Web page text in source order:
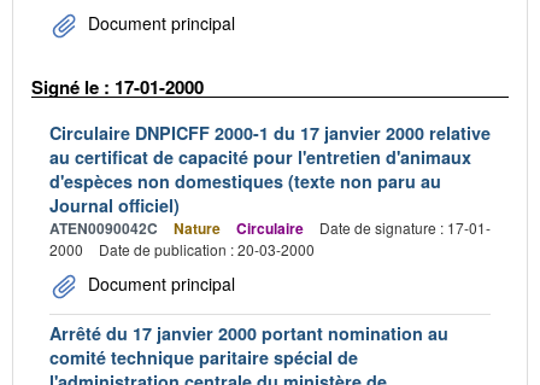
Document principal
Signé le : 17-01-2000
Circulaire DNPICFF 2000-1 du 17 janvier 2000 relative
au certificat de capacité pour l'entretien d'animaux
d'espèces non domestiques (texte non paru au
Journal officiel)
ATEN0090042C Nature Circulaire
Date de signature : 17-01-
2000
Date de publication : 20-03-2000
Document principal
Arrêté du 17 janvier 2000 portant nomination au
comité technique paritaire spécial de